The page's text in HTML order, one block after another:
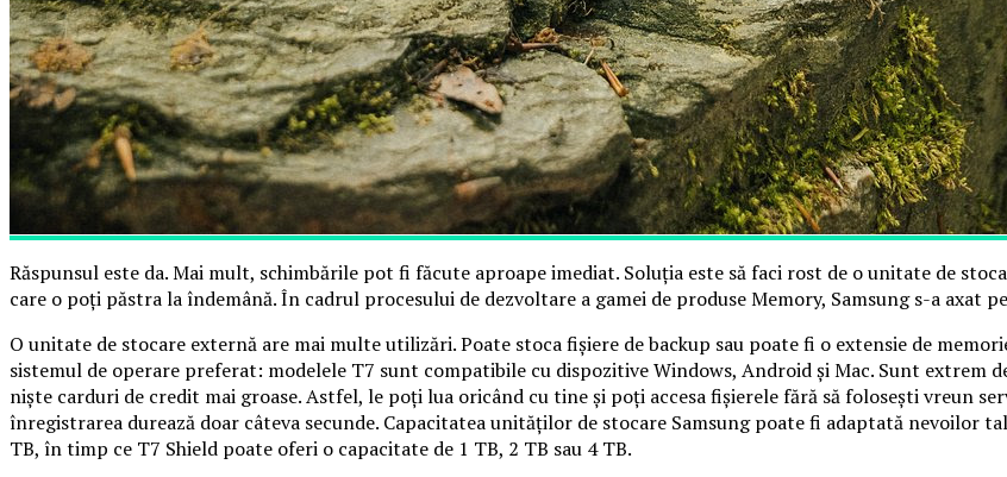
Răspunsul este da. Mai mult, schimbările pot fi făcute aproape imediat. Soluția este să faci rost de o unitate de
care o poți păstra la îndemână. În cadrul procesului de dezvoltare a gamei de produse Memory, Samsung s-a
O unitate de stocare externă are mai multe utilizări. Poate stoca fișiere de backup sau poate fi o extensie de
sistemul de operare preferat: modelele T7 sunt compatibile cu dispozitive Windows, Android și Mac. Sunt extrem
niște carduri de credit mai groase. Astfel, le poți lua oricând cu tine și poți accesa fișierele fără să folosești vreun
înregistrarea durează doar câteva secunde. Capacitatea unităților de stocare Samsung poate fi adaptată nevoilor
TB, în timp ce T7 Shield poate oferi o capacitate de 1 TB, 2 TB sau 4 TB.